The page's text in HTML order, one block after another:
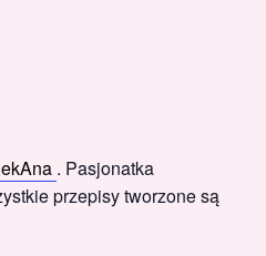
. Pasjonatka
przepisy tworzone są